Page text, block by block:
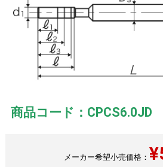
商品コード：CPCS6.0JD
メーカー希望小売価格： ¥